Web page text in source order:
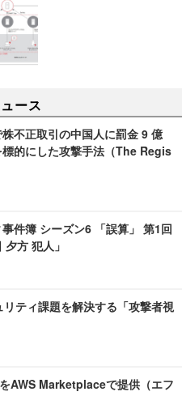
ース
不正取引の中国人に罰金 9 億
的にした攻撃手法（The Regis
件簿 シーズン6 「誤算」 第1回
夕方 犯人」
ティ課題を解決する「攻撃者視
AWS Marketplaceで提供（エフ